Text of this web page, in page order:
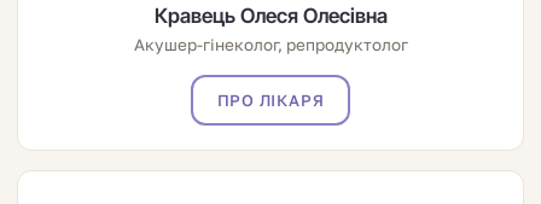
Кравець Олеся Олесівна
Акушер-гінеколог, репродуктолог
ПРО ЛІКАРЯ